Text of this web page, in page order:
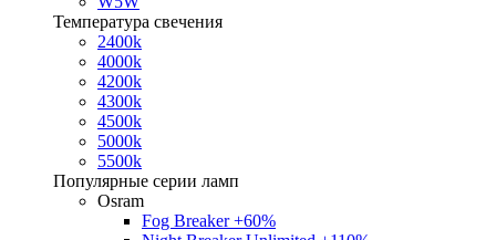
Температура свечения
2400k
4000k
4200k
4300k
4500k
5000k
5500k
Популярные серии ламп
Osram
Fog Breaker +60%